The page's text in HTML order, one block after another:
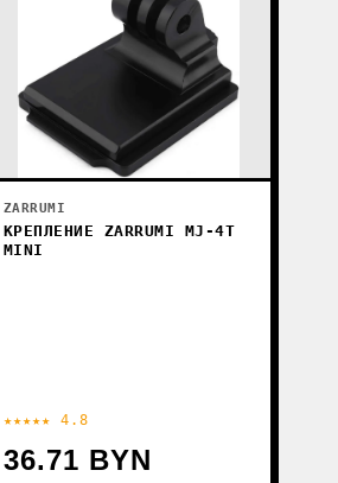
ZARRUMI
КРЕПЛЕНИЕ ZARRUMI MJ-4T
MINI
★★★★★ 4.8
36.71 BYN